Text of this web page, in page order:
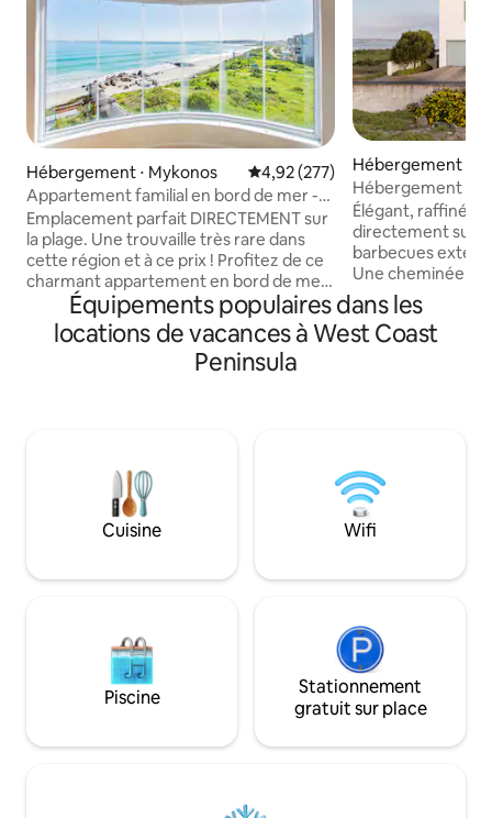
Hébergement ⋅ Mykonos Évaluation moyenne sur la
4,92 (277)
Appartement familial en bord de mer -
Accès direct à la plage.
Emplacement parfait DIRECTEMENT sur
la plage. Une trouvaille très rare dans
cette région et à ce prix ! Profitez de ce
charmant appartement en bord de mer
de 2 chambres et 2 salles de bain pour un
court séjour ou des vacances
prolongées. Maintenu impeccablement
connexion Wi-Fi par fibre optique. Mais
pour cela, le logement est basique,
exactement comme nous l'aimons pour
une escapade en famille à la plage. Il
Hébergement ⋅
Hébergement
Paternoster
Élégant, raffiné
directement sur
barbecues
Une cheminée à
d'agréables
équipements
SuperSport et
enfants de 10 ans
bienvenus.
d'amener des
Équipements populaires dans les
locations de vacances à West Coast
Peninsula
Cuisine Wifi
Piscine
Stationnement
gratuit sur place